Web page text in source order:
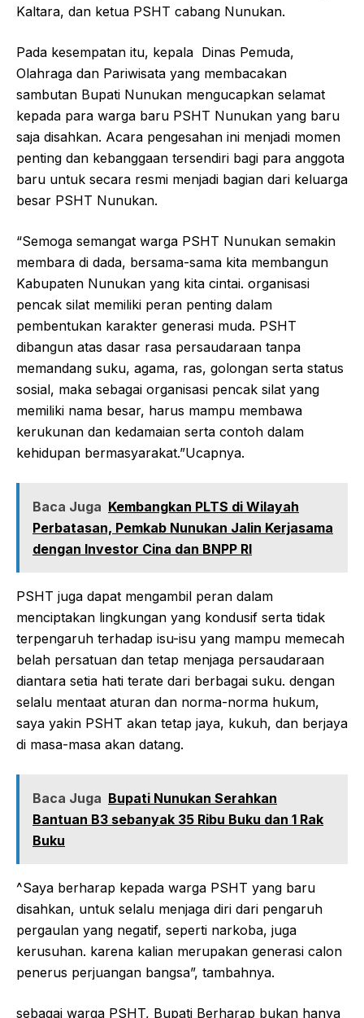
Kaltara, dan ketua PSHT cabang Nunukan.
Pada kesempatan itu, kepala Dinas Pemuda,
Olahraga dan Pariwisata yang membacakan
sambutan Bupati Nunukan mengucapkan selamat
kepada para warga baru PSHT Nunukan yang baru
saja disahkan. Acara pengesahan ini menjadi momen
penting dan kebanggaan tersendiri bagi para anggota
baru untuk secara resmi menjadi bagian dari keluarga
besar PSHT Nunukan.
“Semoga semangat warga PSHT Nunukan semakin
membara di dada, bersama-sama kita membangun
Kabupaten Nunukan yang kita cintai. organisasi
pencak silat memiliki peran penting dalam
pembentukan karakter generasi muda. PSHT
dibangun atas dasar rasa persaudaraan tanpa
memandang suku, agama, ras, golongan serta status
sosial, maka sebagai organisasi pencak silat yang
memiliki nama besar, harus mampu membawa
kerukunan dan kedamaian serta contoh dalam
kehidupan bermasyarakat.”Ucapnya.
Baca Juga Kembangkan PLTS di Wilayah
Perbatasan, Pemkab Nunukan Jalin Kerjasama
dengan Investor Cina dan BNPP RI
PSHT juga dapat mengambil peran dalam
menciptakan lingkungan yang kondusif serta tidak
terpengaruh terhadap isu-isu yang mampu memecah
belah persatuan dan tetap menjaga persaudaraan
diantara setia hati terate dari berbagai suku. dengan
selalu mentaat aturan dan norma-norma hukum,
saya yakin PSHT akan tetap jaya, kukuh, dan berjaya
di masa-masa akan datang.
Baca Juga Bupati Nunukan Serahkan
Bantuan B3 sebanyak 35 Ribu Buku dan 1 Rak
Buku
^Saya berharap kepada warga PSHT yang baru
disahkan, untuk selalu menjaga diri dari pengaruh
pergaulan yang negatif, seperti narkoba, juga
kerusuhan. karena kalian merupakan generasi calon
penerus perjuangan bangsa”, tambahnya.
sebagai warga PSHT, Bupati Berharap bukan hanya